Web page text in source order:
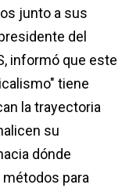
junto a sus
del
informó que este
tiene
la trayectoria
su
dónde
para